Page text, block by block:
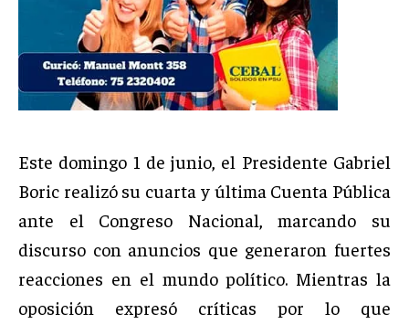
Este domingo 1 de junio, el Presidente Gabriel
Boric realizó su cuarta y última Cuenta Pública
ante el Congreso Nacional, marcando su
discurso con anuncios que generaron fuertes
reacciones en el mundo político. Mientras la
oposición expresó críticas por lo que